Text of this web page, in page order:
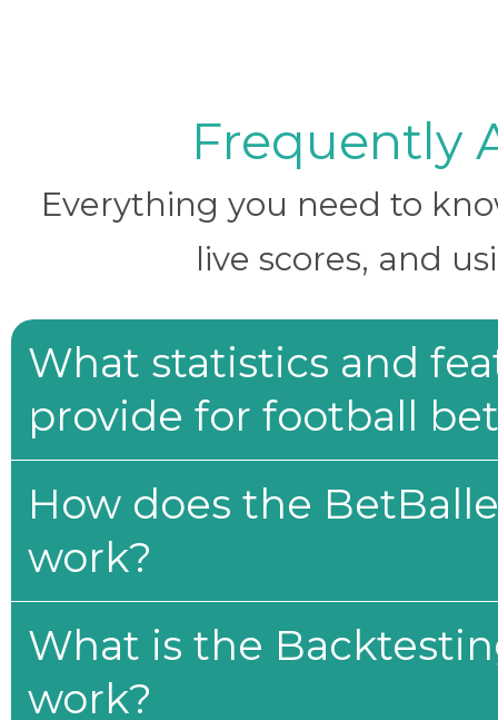
Frequently
Everything you need to
live scores, and
What statistics and
provide for football
How does the
work?
What is the
work?